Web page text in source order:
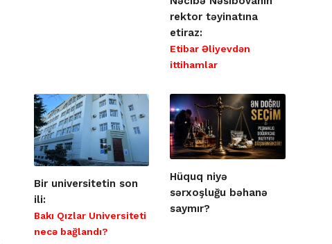
rektor təyinatına
etiraz:
Etibar Əliyevdən
ittihamlar
Bir universitetin son
ili:
Bakı Qızlar Universiteti
necə bağlandı?
Hüquq niyə
sərxoşluğu bəhanə
saymır?